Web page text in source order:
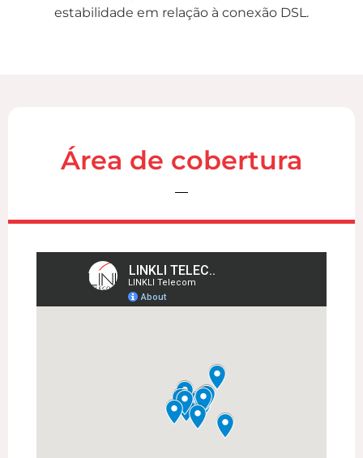
estabilidade em relação à conexão DSL.
Área de cobertura